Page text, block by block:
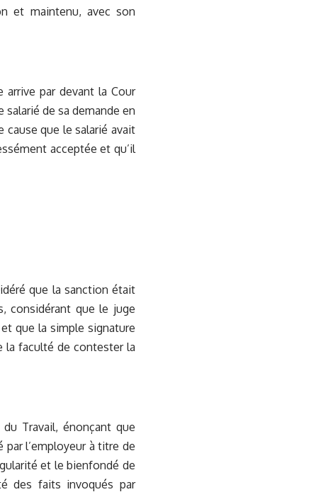
et maintenu, avec son
par devant la Cour
salarié de sa demande en
cause que le salarié avait
acceptée et qu’il
que la sanction était
considérant que le juge
que la simple signature
la faculté de contester la
Travail, énonçant que
l’employeur à titre de
et le bienfondé de
des faits invoqués par